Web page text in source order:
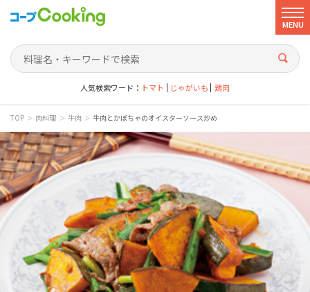
MENU
人気検索ワード： トマト じゃがいも 鶏肉
TOP > 肉料理 > 牛肉 > 牛肉とかぼちゃのオイスターソース炒め